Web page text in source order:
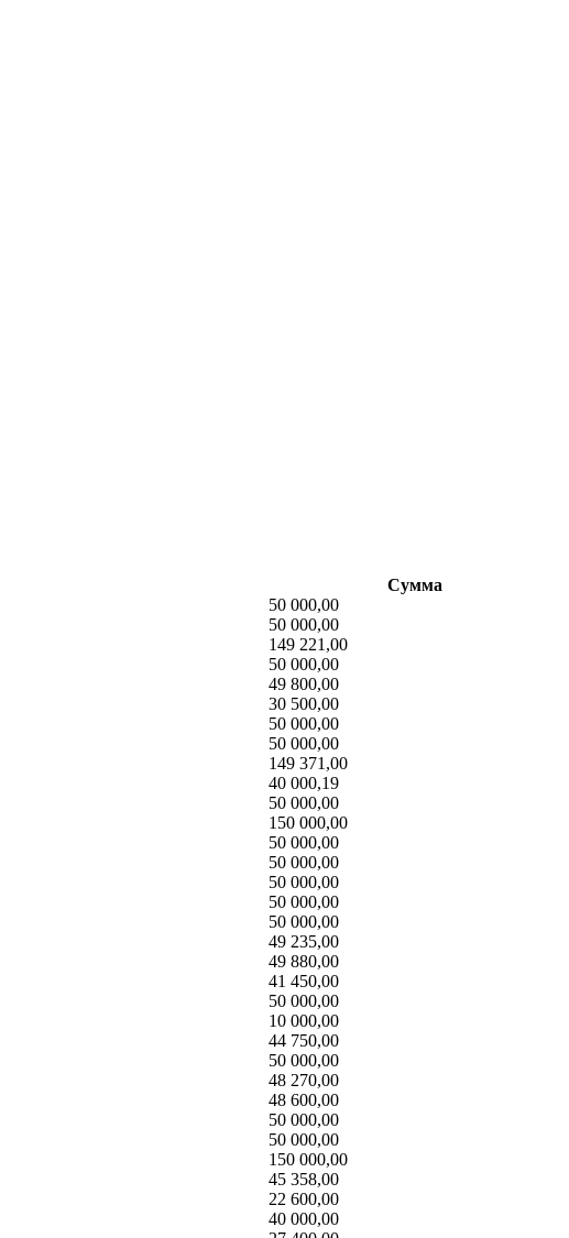
Сумма
50 000,00
50 000,00
149 221,00
50 000,00
49 800,00
30 500,00
50 000,00
50 000,00
149 371,00
40 000,19
50 000,00
150 000,00
50 000,00
50 000,00
50 000,00
50 000,00
50 000,00
49 235,00
49 880,00
41 450,00
50 000,00
10 000,00
44 750,00
50 000,00
48 270,00
48 600,00
50 000,00
50 000,00
150 000,00
45 358,00
22 600,00
40 000,00